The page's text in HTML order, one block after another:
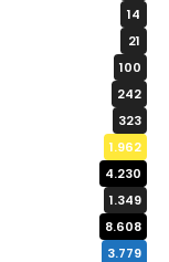
14
21
100
242
323
1.962
4.230
1.349
8.608
3.779